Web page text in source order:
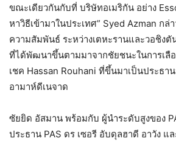
ขณะเดียวกันกับที่ บริษัทอเมริกัน อย่าง
หาวิธีเข้ามาในประเทศ” Syed Azman กล่
ความสัมพันธ์ ระหว่างเตหะรานและวอชิง
ที่ได้พัฒนาขึ้นตามมาจากชัยชนะในการเลื
เชค Hassan Rouhani ที่ขึ้นมาเป็นประธ
อามาห์ดีเนจาด
ซัยยิด อัสมาน พร้อมกับ ผู้นำระดับสูงของ
ประธาน PAS ดร เซอรี อับดุลฮาดี อาวัง แ